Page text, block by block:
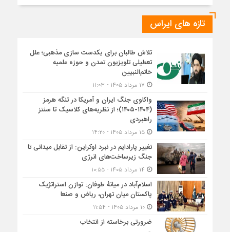
تازه های ایراس
تلاش طالبان برای یکدست سازی مذهبی؛ علل
تعطیلی تلویزیون تمدن و حوزه علمیه
خاتم‌النبیین
واکاوی جنگ ایران و آمریکا در تنگه هرمز
(۱۴۰۴-۱۴۰۵)؛ از نظریه‌های کلاسیک تا سنتز
راهبردی
۱۵ مرداد ۱۴۰۵ - ۱۴:۲۰
تغییر پارادایم در نبرد اوکراین: از تقابل میدانی تا
جنگ زیرساخت‌های انرژی
اسلام‌آباد در میانۀ طوفان: توازن استراتژیک
پاکستان میان تهران، ریاض و صنعا
۱۰ مرداد ۱۴۰۵ - ۱۱:۵۴
ضرورتی برخاسته از انتخاب